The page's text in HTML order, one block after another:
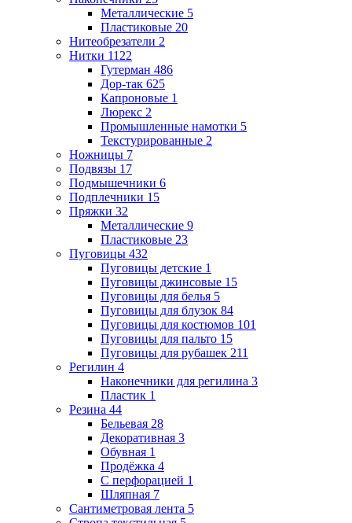
Металлические 5
Пластиковые 20
Нитеобрезатели 2
Нитки 1122
Гутерман 486
Дор-так 625
Капроновые 1
Люрекс 2
Промышленные намотки 5
Текстурированные 2
Ножницы 7
Подвязы 17
Подмышечники 6
Подплечники 15
Пряжки 32
Металлические 9
Пластиковые 23
Пуговицы 432
Пуговицы детские 1
Пуговицы джинсовые 15
Пуговицы для белья 5
Пуговицы для блузок 84
Пуговицы для костюмов 101
Пуговицы для пальто 15
Пуговицы для рубашек 211
Регилин 4
Наконечники для регилина 3
Пластик 1
Резина 44
Бельевая 28
Декоративная 3
Обувная 1
Продёжка 4
С перфорацией 1
Шляпная 7
Сантиметровая лента 5